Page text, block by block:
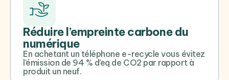
Réduire l’empreinte carbone du
numérique
En achetant un téléphone e-recycle vous évitez
l’émission de 94 % d’eq de CO2 par rapport à
produit un neuf.